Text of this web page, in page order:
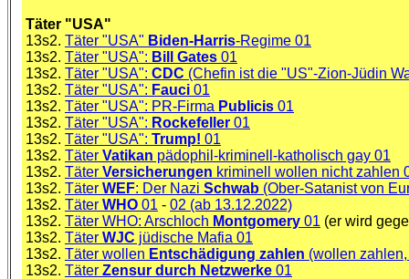
Täter "USA"
13s2. Täter "USA" Biden-Harris-Regime 01
13s2. Täter "USA": Bill Gates 01
13s2. Täter "USA": CDC (Chefin ist die "US"-Zion-Jüdin
13s2. Täter "USA": Fauci 01
13s2. Täter "USA": PR-Firma Publicis 01
13s2. Täter "USA": Rockefeller 01
13s2. Täter "USA": Trump! 01
13s2. Täter Vatikan pädophil-kriminell-katholisch gay 01
13s2. Täter Versicherungen kriminell wollen nicht zahlen
13s2. Täter WEF: Der Nazi Schwab (Ober-Satanist von
13s2. Täter WHO 01 - 02 (ab 13.12.2022)
13s2. Täter WHO: Arschloch Montgomery 01 (er wird
13s2. Täter WJC jüdische Mafia 01
13s2. Täter wollen Entschädigung zahlen (wollen
13s2. Täter Zensur durch Netzwerke 01